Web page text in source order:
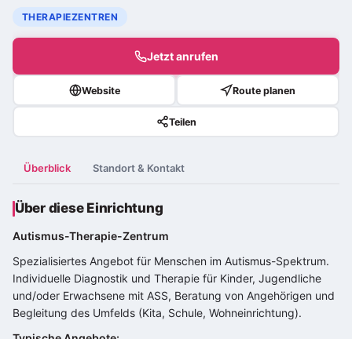
THERAPIEZENTREN
Jetzt anrufen
Website Route planen
Teilen
Überblick Standort & Kontakt
Über diese Einrichtung
Autismus-Therapie-Zentrum
Spezialisiertes Angebot für Menschen im Autismus-Spektrum.
Individuelle Diagnostik und Therapie für Kinder, Jugendliche
und/oder Erwachsene mit ASS, Beratung von Angehörigen und
Begleitung des Umfelds (Kita, Schule, Wohneinrichtung).